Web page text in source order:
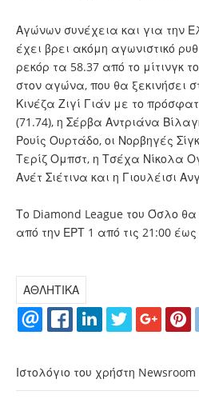
Αγώνων συνέχεια και για την
έχει βρει ακόμη αγωνιστικό
ρεκόρ τα 58.37 από το μίτινγκ
στον αγώνα, που θα ξεκινήσει
Κινέζα Ζιγί Γιάν με το
(71.74), η Σέρβα Αντριάνα
Ρουίς Ουρτάδο, οι Νορβηγές
Τερίζ Ομπστ, η Τσέχα Νίκολα
Ανέτ Σιέτινα και η Γιουλέισι
Το Diamond League του Όσλο
από την ΕΡΤ 1 από τις 21:00 έως
ΑΘΛΗΤΙΚΑ
Ιστολόγιο του χρήστη Newsroom